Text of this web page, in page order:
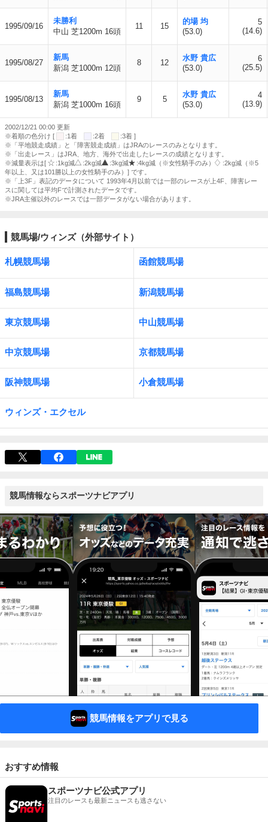
1995/09/16
未勝利
中山 芝1200m 16頭
11 15
的場 均
(53.0)
5
(14.6)
1995/08/27
新馬
新潟 芝1000m 12頭
8 12
水野 貴広
(53.0)
6
(25.5)
1995/08/13
新馬
新潟 芝1000m 16頭
9 5
水野 貴広
(53.0)
4
(13.9)
2002/12/21 00:00 更新
※着順の色分け [
:1着 :2着
:3着 ]
※「平地競走成績」と「障害競走成績」はJRAのレースのみとなります。
※「出走レース」はJRA、地方、海外で出走したレースの成績となります。
※減量表示は[
:1kg減 :2kg減 :3kg減 :4kg減（※女性騎手のみ）
:2kg減（※5
年以上、又は101勝以上の女性騎手のみ）] です。
※「上3F」表記のデータについて 1993年4月以前では一部のレースが上4F、障害レー
スに関しては平均Fで計測されたデータです。
※JRA主催以外のレースでは一部データがない場合があります。
競馬場/ウィンズ（外部サイト）
札幌競馬場 函館競馬場
福島競馬場 新潟競馬場
東京競馬場 中山競馬場
中京競馬場 京都競馬場
阪神競馬場 小倉競馬場
ウィンズ・エクセル
競馬情報ならスポーツナビアプリ
競馬情報をアプリで見る
おすすめ情報
スポーツナビ公式アプリ
注目のレースも最新ニュースも逃さない